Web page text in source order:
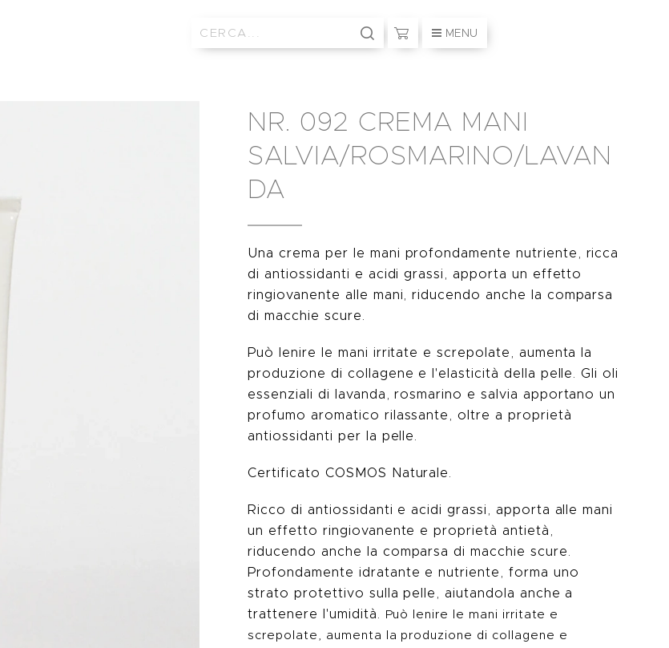
MENU
NR. 092 CREMA MANI
SALVIA/ROSMARINO/LAVAN
DA
Una crema per le mani profondamente nutriente, ricca
di antiossidanti e acidi grassi, apporta un effetto
ringiovanente alle mani, riducendo anche la comparsa
di macchie scure.
Può lenire le mani irritate e screpolate, aumenta la
produzione di collagene e l'elasticità della pelle. Gli oli
essenziali di lavanda, rosmarino e salvia apportano un
profumo aromatico rilassante, oltre a proprietà
antiossidanti per la pelle.
Certificato COSMOS Naturale.
Ricco di antiossidanti e acidi grassi, apporta alle mani
un effetto ringiovanente e proprietà antietà,
riducendo anche la comparsa di macchie scure.
Profondamente idratante e nutriente, forma uno
strato protettivo sulla pelle, aiutandola anche a
trattenere l'umidità. Può lenire le mani irritate e
screpolate, aumenta la produzione di collagene e